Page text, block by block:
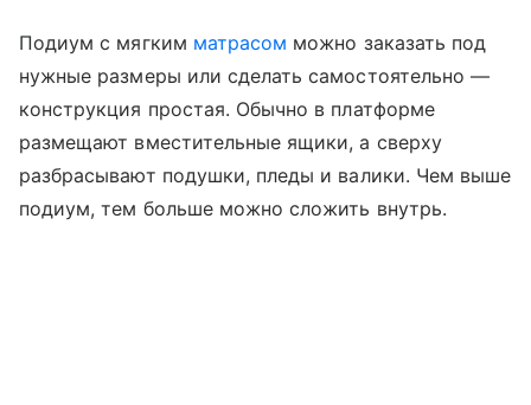
Подиум с мягким матрасом можно заказать под
нужные размеры или сделать самостоятельно —
конструкция простая. Обычно в платформе
размещают вместительные ящики, а сверху
разбрасывают подушки, пледы и валики. Чем выше
подиум, тем больше можно сложить внутрь.